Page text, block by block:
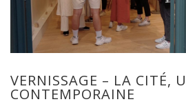
VERNISSAGE – LA CITÉ,
CONTEMPORAINE